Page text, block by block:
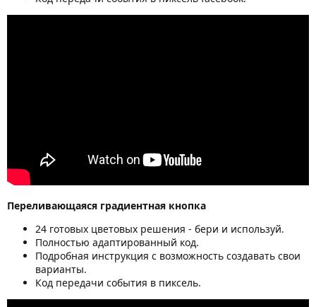
Переливающаяся градиентная кнопка
24 готовых цветовых решения - бери и используй.
Полностью адаптированный код.
Подробная инструкция с возможность создавать свои
варианты.
Код передачи события в пиксель.